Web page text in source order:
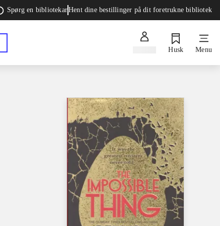
Spørg en bibliotekarHent dine bestillinger på dit foretrukne bibliotek
Husk Menu